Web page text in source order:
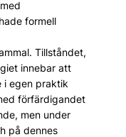
formell
Tillståndet,
innebar att
i egen praktik
förfärdigandet
men under
på dennes